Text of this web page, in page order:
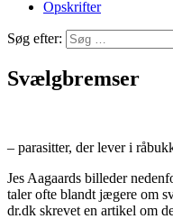
Opskrifter
Søg efter:
Svælgbremser
– parasitter, der lever i
Jes Aagaards billeder
taler ofte blandt jægere om
dr.dk skrevet en artikel om